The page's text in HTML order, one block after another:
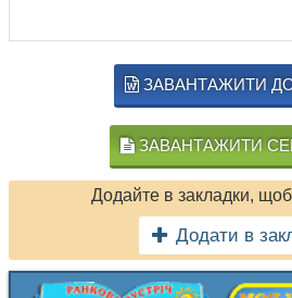
ЗАВАНТАЖИТИ
ЗАВАНТАЖИТИ
Додайте в закладки,
Додати в